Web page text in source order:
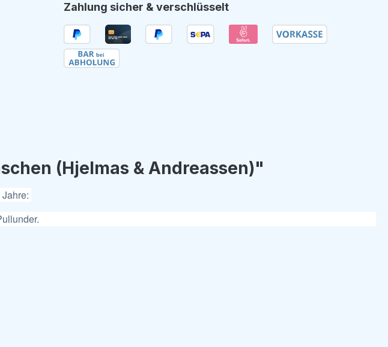
Zahlung sicher & verschlüsselt
(Hjelmas & Andreassen)"